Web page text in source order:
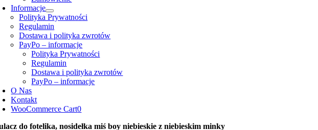
Informacje
Polityka Prywatności
Regulamin
Dostawa i polityka zwrotów
PayPo – informacje
Polityka Prywatności
Regulamin
Dostawa i polityka zwrotów
PayPo – informacje
O Nas
Kontakt
WooCommerce Cart0
do fotelika, nosidełka miś boy niebieskie z niebieskim minky